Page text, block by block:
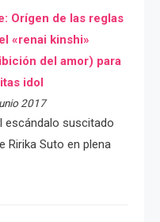
Orígen de las reglas
«renai kinshi»
del amor) para
idol
2017
escándalo suscitado
Ririka Suto en plena